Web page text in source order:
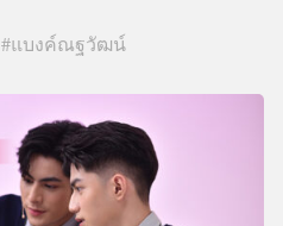
#แบงค์ณฐวัฒน์